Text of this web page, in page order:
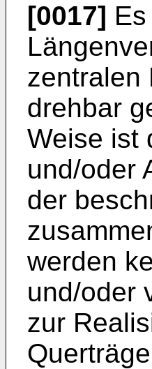
[0017]
zentralen
drehbar
Weise ist
und/oder
der
werden
und/oder
zur